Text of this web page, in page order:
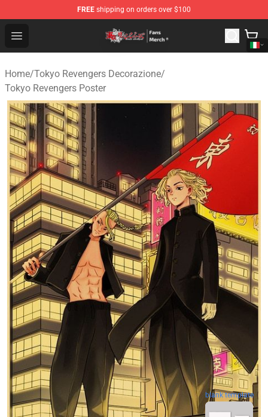
FREE shipping on orders over $100
Open menu
Tokyo Revengers Store - Official Tokyo Revengers
Home/Tokyo Revengers Decorazione/
Tokyo Revengers Poster
blank template